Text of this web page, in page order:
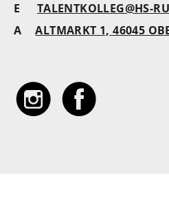
E
TALENTKOLLEG@HS-
A
ALTMARKT 1, 46045